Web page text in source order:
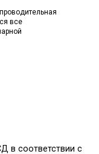
все
в соответствии с